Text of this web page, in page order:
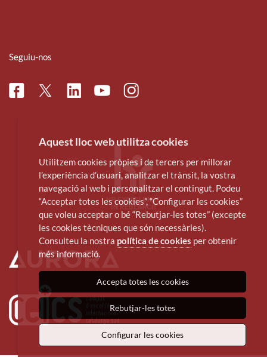
Seguiu-nos
FacebookTwitterLinkedinYoutubeInstagram
Aquest lloc web utilitza cookies
Utilitzem cookies pròpies i de tercers per millorar
l’experiència d’usuari, analitzar el trànsit, la vostra
navegació al web i personalitzar el contingut. Podeu
“Acceptar totes les cookies”, “Configurar les cookies”
que voleu acceptar o bé “Rebutjar-les totes” (excepte
les cookies tècniques que són necessàries).
Consulteu la nostra política de cookies per obtenir
més informació.
Accepta totes les cookies
Rebutjar-les totes
Configurar les cookies